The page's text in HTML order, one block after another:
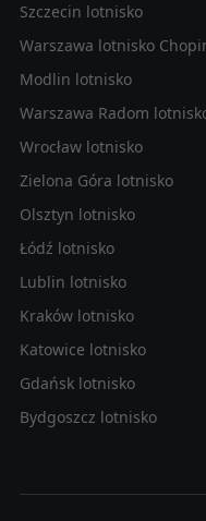
Szczecin lotnisko
Warszawa lotnisko
Modlin lotnisko
Warszawa Radom
Wrocław lotnisko
Zielona Góra lotnisko
Olsztyn lotnisko
Łódź lotnisko
Lublin lotnisko
Kraków lotnisko
Katowice lotnisko
Gdańsk lotnisko
Bydgoszcz lotnisko